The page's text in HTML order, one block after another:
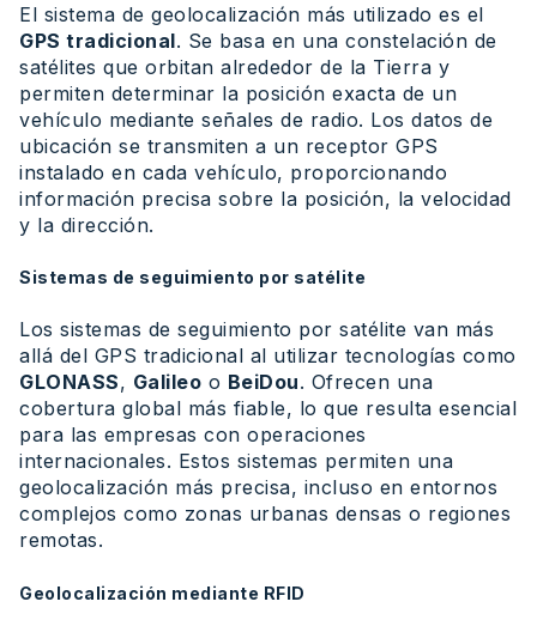
El sistema de geolocalización más utilizado es el
GPS tradicional. Se basa en una constelación de
satélites que orbitan alrededor de la Tierra y
permiten determinar la posición exacta de un
vehículo mediante señales de radio. Los datos de
ubicación se transmiten a un receptor GPS
instalado en cada vehículo, proporcionando
información precisa sobre la posición, la velocidad
y la dirección.
Sistemas de seguimiento por satélite
Los sistemas de seguimiento por satélite van más
allá del GPS tradicional al utilizar tecnologías como
GLONASS, Galileo o BeiDou. Ofrecen una
cobertura global más fiable, lo que resulta esencial
para las empresas con operaciones
internacionales. Estos sistemas permiten una
geolocalización más precisa, incluso en entornos
complejos como zonas urbanas densas o regiones
remotas.
Geolocalización mediante RFID